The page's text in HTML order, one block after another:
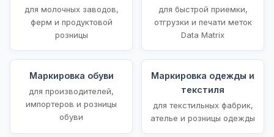
для молочных заводов,
ферм и продуктовой
розницы
для быстрой приемки,
отгрузки и печати меток
Data Matrix
Маркировка обуви
для производителей,
импортеров и розницы
обуви
Маркировка одежды и
текстиля
для текстильных фабрик,
ателье и розницы одежды